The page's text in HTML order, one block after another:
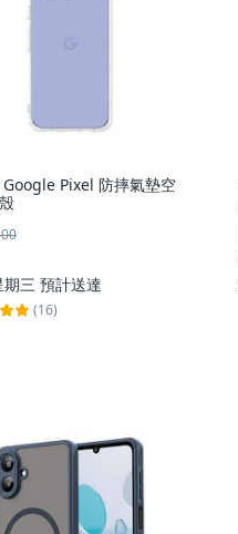
Google Pixel 防摔氣墊空
三 預計送達
(16)